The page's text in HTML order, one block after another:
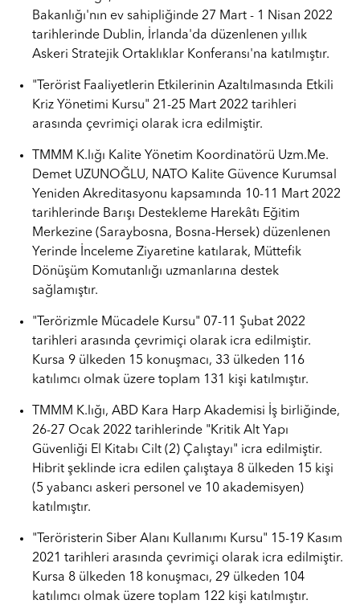
Bakanlığı'nın ev sahipliğinde 27 Mart - 1 Nisan 2022
tarihlerinde Dublin, İrlanda'da düzenlenen yıllık
Askeri Stratejik Ortaklıklar Konferansı'na katılmıştır.
"Terörist Faaliyetlerin Etkilerinin Azaltılmasında Etkili
Kriz Yönetimi Kursu" 21-25 Mart 2022 tarihleri
arasında çevrimiçi olarak icra edilmiştir.
TMMM K.lığı Kalite Yönetim Koordinatörü Uzm.Me.
Demet UZUNOĞLU, NATO Kalite Güvence Kurumsal
Yeniden Akreditasyonu kapsamında 10-11 Mart 2022
tarihlerinde Barışı Destekleme Harekâtı Eğitim
Merkezine (Saraybosna, Bosna-Hersek) düzenlenen
Yerinde İnceleme Ziyaretine katılarak, Müttefik
Dönüşüm Komutanlığı uzmanlarına destek
sağlamıştır.
"Terörizmle Mücadele Kursu" 07-11 Şubat 2022
tarihleri arasında çevrimiçi olarak icra edilmiştir.
Kursa 9 ülkeden 15 konuşmacı, 33 ülkeden 116
katılımcı olmak üzere toplam 131 kişi katılmıştır.
TMMM K.lığı, ABD Kara Harp Akademisi İş birliğinde,
26-27 Ocak 2022 tarihlerinde "Kritik Alt Yapı
Güvenliği El Kitabı Cilt (2) Çalıştayı" icra edilmiştir.
Hibrit şeklinde icra edilen çalıştaya 8 ülkeden 15 kişi
(5 yabancı askeri personel ve 10 akademisyen)
katılmıştır.
"Teröristerin Siber Alanı Kullanımı Kursu" 15-19 Kasım
2021 tarihleri arasında çevrimiçi olarak icra edilmiştir.
Kursa 8 ülkeden 18 konuşmacı, 29 ülkeden 104
katılımcı olmak üzere toplam 122 kişi katılmıştır.